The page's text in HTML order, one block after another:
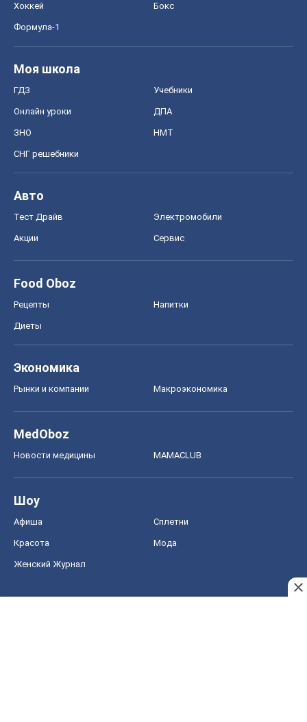
Хоккей Бокс
Формула-1
Моя школа
ГДЗ Учебники
Онлайн уроки ДПА
ЗНО НМТ
СНГ решебники
Авто
Тест Драйв Электромобили
Акции Сервис
Food Oboz
Рецепты Напитки
Диеты
Экономика
Рынки и компании Mакроэкономика
MedOboz
Новости медицины MAMACLUB
Шоу
Афиша Сплетни
Красота Мода
Женский Журнал